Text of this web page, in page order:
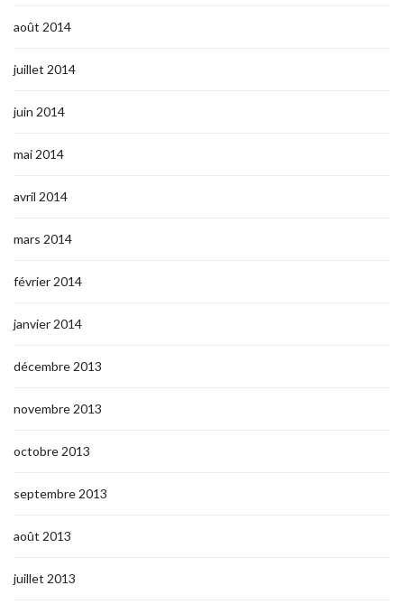
août 2014
juillet 2014
juin 2014
mai 2014
avril 2014
mars 2014
février 2014
janvier 2014
décembre 2013
novembre 2013
octobre 2013
septembre 2013
août 2013
juillet 2013